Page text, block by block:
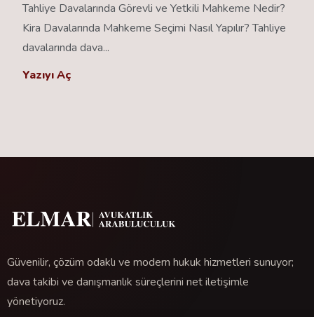
Tahliye Davalarında Görevli ve Yetkili Mahkeme Nedir?
Kira Davalarında Mahkeme Seçimi Nasıl Yapılır? Tahliye
davalarında dava...
Yazıyı Aç
Güvenilir, çözüm odaklı ve modern hukuk hizmetleri sunuyor;
dava takibi ve danışmanlık süreçlerini net iletişimle
yönetiyoruz.